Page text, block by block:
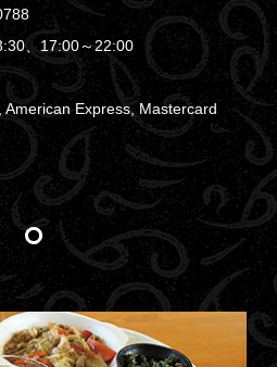
、17:00～22:00
American Express, Mastercard